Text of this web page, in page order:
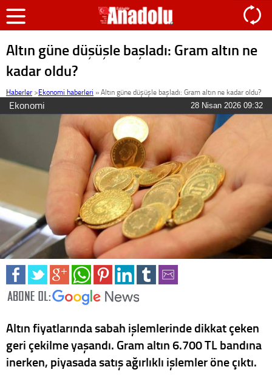
Altın güne düşüşle başladı: Gram altın ne
kadar oldu?
Haberler >Ekonomi haberleri »Altın güne düşüşle başladı: Gram altın ne kadar oldu?
Ekonomi 28 Nisan 2026 09:32
Altın fiyatlarında sabah işlemlerinde dikkat çeken
geri çekilme yaşandı. Gram altın 6.700 TL bandına
inerken, piyasada satış ağırlıklı işlemler öne çıktı.